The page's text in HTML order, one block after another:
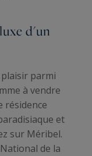
d'un
parmi
à vendre
résidence
et
sur Méribel.
de la